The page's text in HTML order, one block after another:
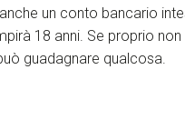
un conto bancario
18 anni. Se proprio non
guadagnare qualcosa.